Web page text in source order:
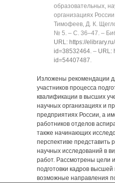
образовательных,
организациях
Тимофеев, Д. К.
№ 5. ‒ C. 36‒47. ‒
URL: https://
id=38532464. ‒ URL:
id=54407487.
Изложены рекомендации
участников процесса
квалификации в высших
научных организациях и
предприятиях России, а
работников отделов
также начинающих
перспективе представить
научных исследований в
работ. Рассмотрены цели
подготовки кадров
возможные направления